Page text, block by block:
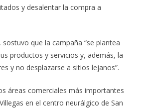
y desalentar la compra a
que la campaña “se plantea
productos y servicios y, además, la
y no desplazarse a sitios lejanos”.
áreas comerciales más importantes
en el centro neurálgico de San